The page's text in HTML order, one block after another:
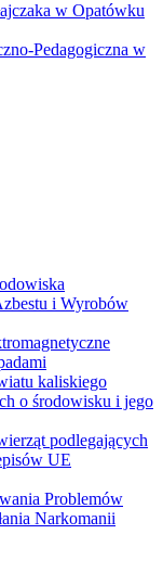
w Opatówku
Pedagogiczna w
i Wyrobów
kaliskiego
o środowisku i jego
podlegających
UE
Problemów
Narkomanii